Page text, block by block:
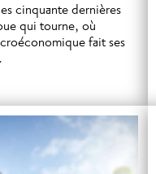
cinquante dernières
qui tourne, où
fait ses